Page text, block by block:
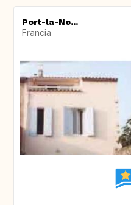
Port-la-No...
Francia